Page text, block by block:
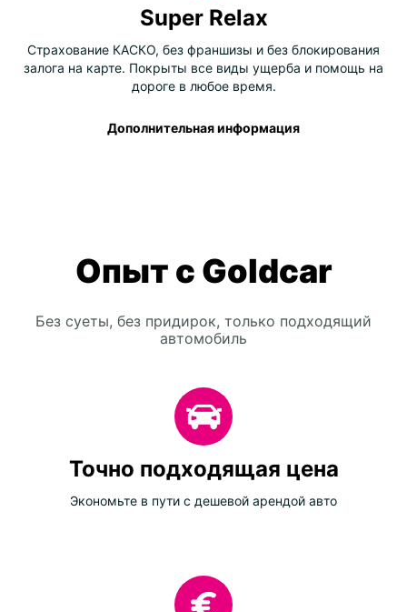
Super Relax
Страхование КАСКО, без франшизы и без блокирования
залога на карте. Покрыты все виды ущерба и помощь на
дороге в любое время.
Дополнительная информация
Опыт с Goldcar
Без суеты, без придирок, только подходящий
автомобиль
Точно подходящая цена
Экономьте в пути с дешевой арендой авто